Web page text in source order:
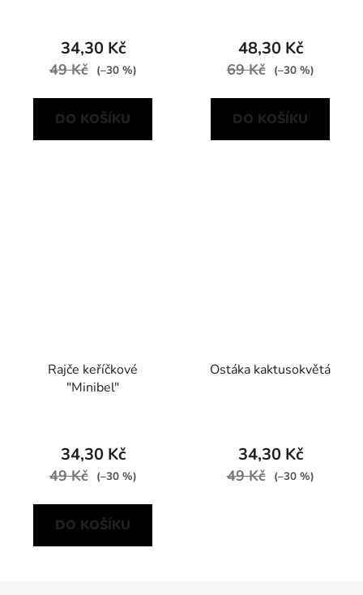
34,30 Kč
49 Kč (–30 %)
DO KOŠÍKU
48,30 Kč
69 Kč (–30 %)
DO KOŠÍKU
Rajče keříčkové
"Minibel"
34,30 Kč
49 Kč (–30 %)
DO KOŠÍKU
Ostáka kaktusokvětá
34,30 Kč
49 Kč (–30 %)